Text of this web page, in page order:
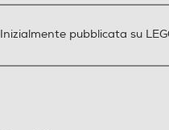
Inizialmente pubblicata su